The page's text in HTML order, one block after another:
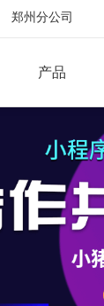
郑州分公司
产品
团长端
营销插件
智能配图